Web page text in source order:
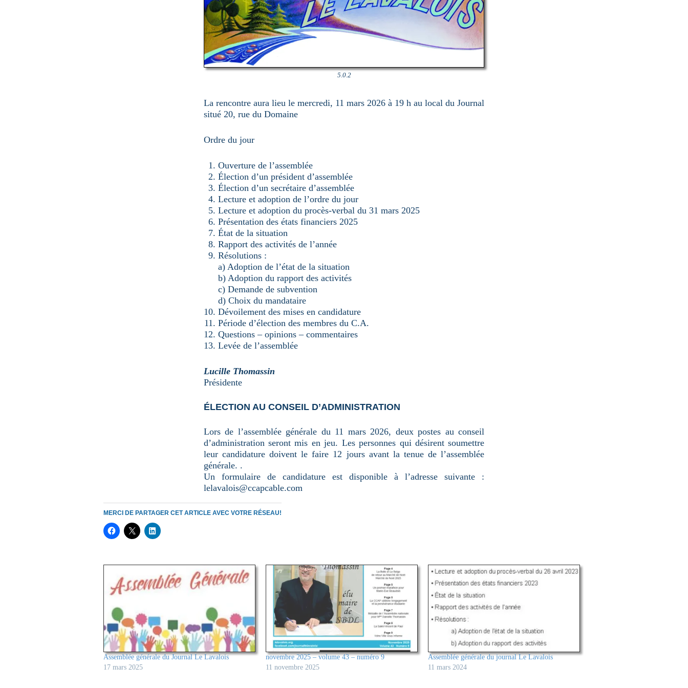
5.0.2
La rencontre aura lieu le mercredi, 11 mars 2026 à 19 h au local du Journal
situé 20, rue du Domaine
Ordre du jour
Ouverture de l’assemblée
Élection d’un président d’assemblée
Élection d’un secrétaire d’assemblée
Lecture et adoption de l’ordre du jour
Lecture et adoption du procès-verbal du 31 mars 2025
Présentation des états financiers 2025
État de la situation
Rapport des activités de l’année
Résolutions :
a) Adoption de l’état de la situation
b) Adoption du rapport des activités
c) Demande de subvention
d) Choix du mandataire
Dévoilement des mises en candidature
Période d’élection des membres du C.A.
Questions – opinions – commentaires
Levée de l’assemblée
Lucille Thomassin
Présidente
ÉLECTION AU CONSEIL D’ADMINISTRATION
Lors de l’assemblée générale du 11 mars 2026, deux postes au conseil
d’administration seront mis en jeu. Les personnes qui désirent soumettre
leur candidature doivent le faire 12 jours avant la tenue de l’assemblée
générale. .
Un formulaire de candidature est disponible à l’adresse suivante :
lelavalois@ccapcable.com
MERCI DE PARTAGER CET ARTICLE AVEC VOTRE RÉSEAU!
Assemblée générale du Journal Le Lavalois
17 mars 2025
novembre 2025 – volume 43 – numéro 9
11 novembre 2025
Assemblée générale du journal Le Lavalois
11 mars 2024